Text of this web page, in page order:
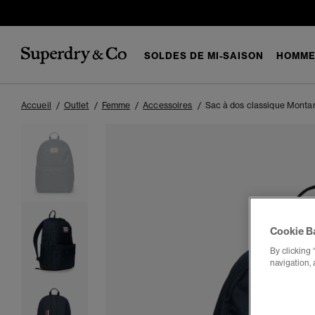
SOLDES DE MI-SAISON
Accueil Outlet Femme Accessoires Sac à dos classique
Cookie
By clicking
navigation,